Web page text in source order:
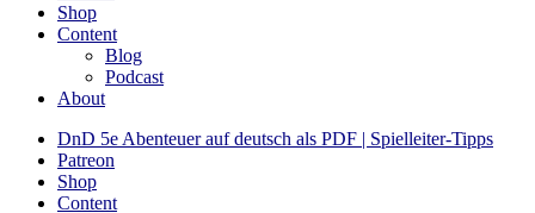
Shop
Content
Blog
Podcast
About
DnD 5e Abenteuer auf deutsch als PDF | Spielleiter-Tipps
Patreon
Shop
Content